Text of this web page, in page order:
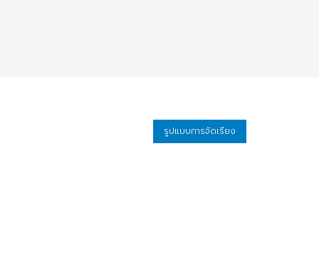
รูปแบบการจัดเรียง